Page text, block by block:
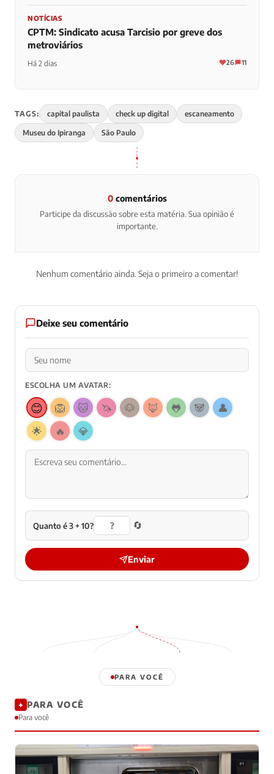
NOTÍCIAS
CPTM: Sindicato acusa Tarcisio por greve dos
metroviários
Há 2 dias 26 11
TAGS: capital paulista check up digital escaneamento
Museu do Ipiranga São Paulo
0comentários
Participe da discussão sobre esta matéria. Sua opinião é
importante.
Nenhum comentário ainda. Seja o primeiro a comentar!
Deixe seu comentário
ESCOLHA UM AVATAR:
😊 🦁 🐱 🦄 🐶 🦊 🐸 🐼
👤
🌟
🔥 💎
Quanto é 3 + 10? 🔄
Enviar
PARA VOCÊ
✦ PARA VOCÊ
Para você